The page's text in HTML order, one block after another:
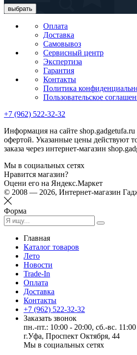
выбрать
Оплата
Доставка
Самовывоз
Сервисный центр
Экспертиза
Гарантия
Контакты
Политика
Пользовательское
+7 (962) 522-32-32
Информация на сайте shop.gadgetufa.ru
офертой. Указанные цены действуют
заказа через интернет-магазин
Мы в социальных сетях
Нравится магазин?
Оцени его на Яндекс.Маркет
© 2008 — 2026, Интернет-магазин
Форма
Главная
Каталог товаров
Лето
Новости
Trade-In
Оплата
Доставка
Контакты
+7 (962) 522-32-32
Заказать звонок
пн.-пт.: 10:00 - 20:00, сб.-вс.
г.Уфа, Проспект Октября, 44
Мы в социальных сетях